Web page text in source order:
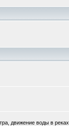
движение воды в реках,